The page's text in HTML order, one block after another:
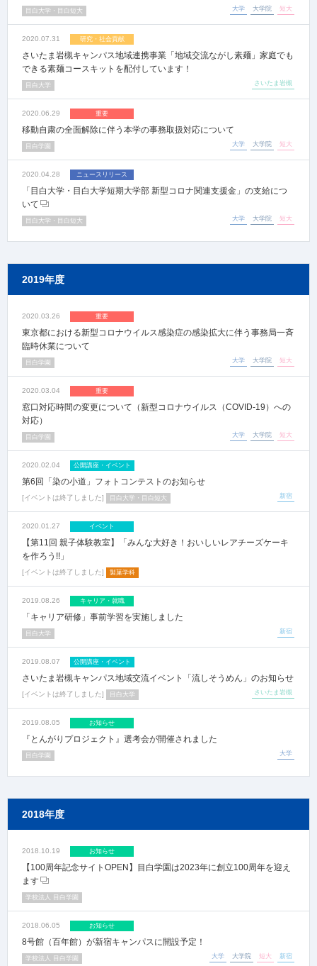
大学 大学院 短大
目白大学・目白短大
2020.07.31 研究・社会貢献
さいたま岩槻キャンパス地域連携事業「地域交流ながし素麺」家庭でも
できる素麺コースキットを配付しています！
さいたま岩槻
目白大学
2020.06.29 重要
移動自粛の全面解除に伴う本学の事務取扱対応について
大学 大学院 短大
目白学園
2020.04.28 ニュースリリース
「目白大学・目白大学短期大学部 新型コロナ関連支援金」の支給につ
いて
大学 大学院 短大
目白大学・目白短大
2019年度
2020.03.26 重要
東京都における新型コロナウイルス感染症の感染拡大に伴う事務局一斉
臨時休業について
大学 大学院 短大
目白学園
2020.03.04 重要
窓口対応時間の変更について（新型コロナウイルス（COVID-19）への
対応）
大学 大学院 短大
目白学園
2020.02.04 公開講座・イベント
第6回「染の小道」フォトコンテストのお知らせ
イベントは終了しました 新宿
目白大学・目白短大
2020.01.27 イベント
【第11回 親子体験教室】「みんな大好き！おいしいレアチーズケーキ
を作ろう!!」
イベントは終了しました 製菓学科
2019.08.26 キャリア・就職
「キャリア研修」事前学習を実施しました
新宿
目白大学
2019.08.07 公開講座・イベント
さいたま岩槻キャンパス地域交流イベント「流しそうめん」のお知らせ
イベントは終了しました さいたま岩槻
目白大学
2019.08.05 お知らせ
『とんがりプロジェクト』選考会が開催されました
大学
目白学園
2018年度
2018.10.19 お知らせ
【100周年記念サイトOPEN】目白学園は2023年に創立100周年を迎え
ます
学校法人 目白学園
2018.06.05 お知らせ
8号館（百年館）が新宿キャンパスに開設予定！
大学 大学院 短大 新宿
学校法人 目白学園